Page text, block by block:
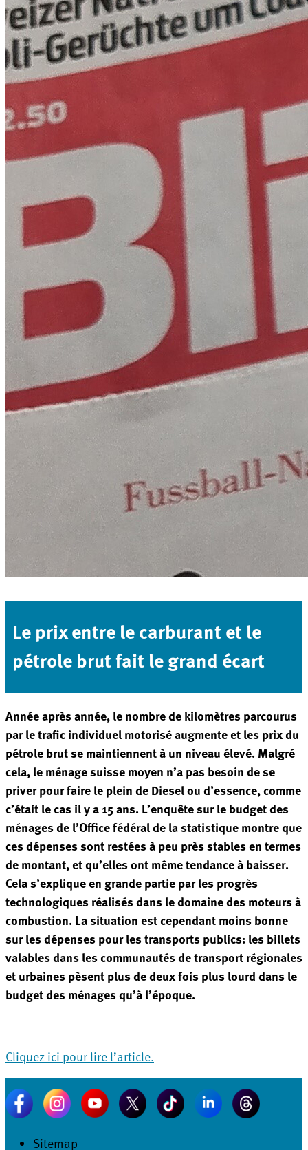
Le prix entre le carburant et le
pétrole brut fait le grand écart
Année après année, le nombre de kilomètres parcourus
par le trafic individuel motorisé augmente et les prix du
pétrole brut se maintiennent à un niveau élevé. Malgré
cela, le ménage suisse moyen n’a pas besoin de se
priver pour faire le plein de Diesel ou d’essence, comme
c’était le cas il y a 15 ans. L’enquête sur le budget des
ménages de l’Office fédéral de la statistique montre que
ces dépenses sont restées à peu près stables en termes
de montant, et qu’elles ont même tendance à baisser.
Cela s’explique en grande partie par les progrès
technologiques réalisés dans le domaine des moteurs à
combustion. La situation est cependant moins bonne
sur les dépenses pour les transports publics: les billets
valables dans les communautés de transport régionales
et urbaines pèsent plus de deux fois plus lourd dans le
budget des ménages qu’à l’époque.
Cliquez ici pour lire l’article.
Sitemap